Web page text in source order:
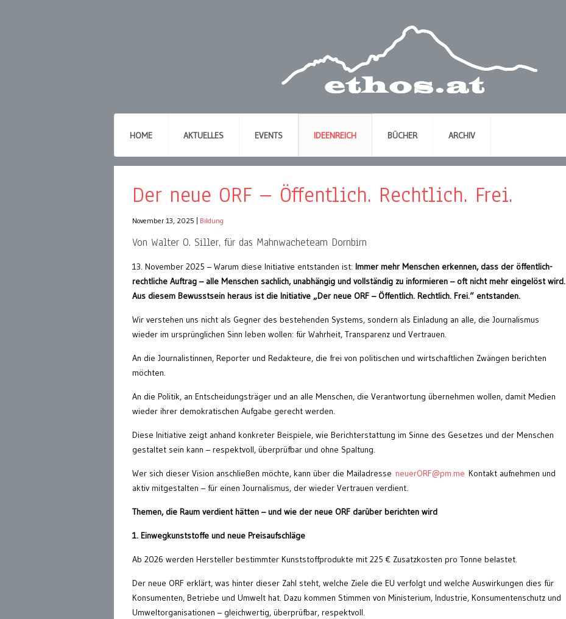
HOME AKTUELLES EVENTS IDEENREICH BÜCHER ARCHIV
Der neue ORF – Öffentlich. Rechtlich. Frei.
November 13, 2025 Bildung
Von Walter O. Siller, für das Mahnwacheteam Dornbirn
13. November 2025 – Warum diese Initiative entstanden ist: Immer mehr Menschen erkennen, dass der öffentlich-
rechtliche Auftrag – alle Menschen sachlich, unabhängig und vollständig zu informieren – oft nicht mehr eingelöst wird.
Aus diesem Bewusstsein heraus ist die Initiative „Der neue ORF – Öffentlich. Rechtlich. Frei.“ entstanden.
Wir verstehen uns nicht als Gegner des bestehenden Systems, sondern als Einladung an alle, die Journalismus
wieder im ursprünglichen Sinn leben wollen: für Wahrheit, Transparenz und Vertrauen.
An die Journalistinnen, Reporter und Redakteure, die frei von politischen und wirtschaftlichen Zwängen berichten
möchten.
An die Politik, an Entscheidungsträger und an alle Menschen, die Verantwortung übernehmen wollen, damit Medien
wieder ihrer demokratischen Aufgabe gerecht werden.
Diese Initiative zeigt anhand konkreter Beispiele, wie Berichterstattung im Sinne des Gesetzes und der Menschen
gestaltet sein kann – respektvoll, überprüfbar und ohne Spaltung.
Wer sich dieser Vision anschließen möchte, kann über die Mailadresse neuerORF@pm.me Kontakt aufnehmen und
aktiv mitgestalten – für einen Journalismus, der wieder Vertrauen verdient.
Themen, die Raum verdient hätten – und wie der neue ORF darüber berichten wird
1. Einwegkunststoffe und neue Preisaufschläge
Ab 2026 werden Hersteller bestimmter Kunststoffprodukte mit 225 € Zusatzkosten pro Tonne belastet.
Der neue ORF erklärt, was hinter dieser Zahl steht, welche Ziele die EU verfolgt und welche Auswirkungen dies für
Konsumenten, Betriebe und Umwelt hat. Dazu kommen Stimmen von Ministerium, Industrie, Konsumentenschutz und
Umweltorganisationen – gleichwertig, überprüfbar, respektvoll.